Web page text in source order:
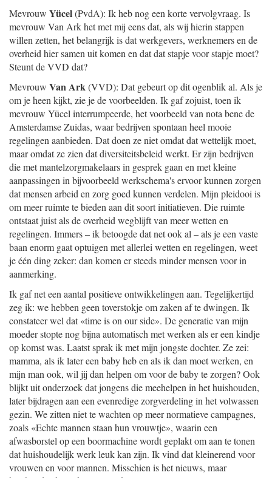
Mevrouw Yücel(PvdA): Ik heb nog een korte vervolgvraag. Is
mevrouw Van Ark het met mij eens dat, als wij hierin stappen
willen zetten, het belangrijk is dat werkgevers, werknemers en de
overheid hier samen uit komen en dat dat stapje voor stapje moet?
Steunt de VVD dat?
Mevrouw Van Ark(VVD): Dat gebeurt op dit ogenblik al. Als je
om je heen kijkt, zie je de voorbeelden. Ik gaf zojuist, toen ik
mevrouw Yücel interrumpeerde, het voorbeeld van nota bene de
Amsterdamse Zuidas, waar bedrijven spontaan heel mooie
regelingen aanbieden. Dat doen ze niet omdat dat wettelijk moet,
maar omdat ze zien dat diversiteitsbeleid werkt. Er zijn bedrijven
die met mantelzorgmakelaars in gesprek gaan en met kleine
aanpassingen in bijvoorbeeld werkschema's ervoor kunnen zorgen
dat mensen arbeid en zorg goed kunnen verdelen. Mijn pleidooi is
om meer ruimte te bieden aan dit soort initiatieven. Die ruimte
ontstaat juist als de overheid wegblijft van meer wetten en
regelingen. Immers – ik betoogde dat net ook al – als je een vaste
baan enorm gaat optuigen met allerlei wetten en regelingen, weet
je één ding zeker: dan komen er steeds minder mensen voor in
aanmerking.
Ik gaf net een aantal positieve ontwikkelingen aan. Tegelijkertijd
zeg ik: we hebben geen toverstokje om zaken af te dwingen. Ik
constateer wel dat «time is on our side». De generatie van mijn
moeder stopte nog bijna automatisch met werken als er een kindje
op komst was. Laatst sprak ik met mijn jongste dochter. Ze zei:
mamma, als ik later een baby heb en als ik dan moet werken, en
mijn man ook, wil jij dan helpen om voor de baby te zorgen? Ook
blijkt uit onderzoek dat jongens die meehelpen in het huishouden,
later bijdragen aan een evenredige zorgverdeling in het volwassen
gezin. We zitten niet te wachten op meer normatieve campagnes,
zoals «Echte mannen staan hun vrouwtje», waarin een
afwasborstel op een boormachine wordt geplakt om aan te tonen
dat huishoudelijk werk leuk kan zijn. Ik vind dat kleinerend voor
vrouwen en voor mannen. Misschien is het nieuws, maar